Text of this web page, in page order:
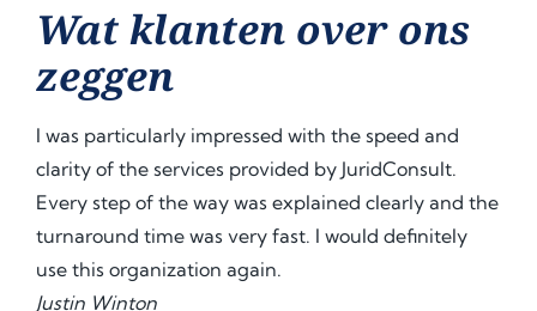
Wat klanten over ons
zeggen
I was particularly impressed with the speed and
clarity of the services provided by JuridConsult.
Every step of the way was explained clearly and the
turnaround time was very fast. I would definitely
use this organization again.
Justin Winton